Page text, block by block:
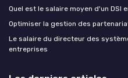
Quel est le salaire moyen d'un DSI
Optimiser la gestion des
Le salaire du directeur des
entreprises